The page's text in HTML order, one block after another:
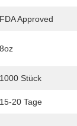
FDA Approved
8oz
1000 Stück
15-20 Tage